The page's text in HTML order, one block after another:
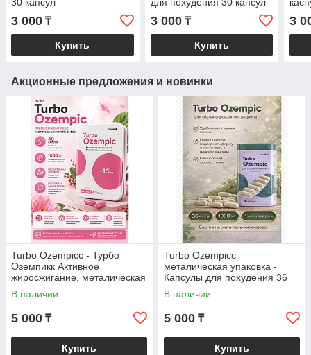
30 капсул
3 000 ₸
Купить
для похудения 30 капсул
3 000₸
Купить
3
Акционные предложения и новинки
Turbo Ozempicc - Турбо
Оземпикк Активное
жиросжигание, металическая
коробка, капсулы для
похудения 40 капсул
В наличии
5 000 ₸
Купить
Turbo Ozempicc
металическая упаковка -
Капсулы для похудения 36
капсул
В наличии
5 000 ₸
Купить